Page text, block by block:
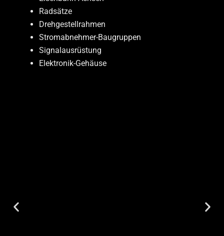
Radsätze
Drehgestellrahmen
Stromabnehmer-Baugruppen
Signalausrüstung
Elektronik-Gehäuse